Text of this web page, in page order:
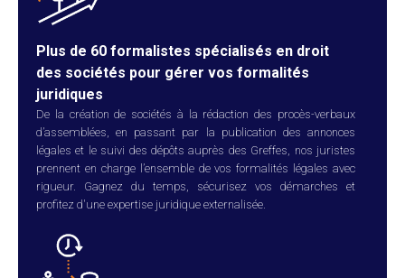
Plus de 60 formalistes spécialisés en droit
des sociétés pour gérer vos formalités
juridiques
De la création de sociétés à la rédaction des procès-verbaux
d’assemblées, en passant par la publication des annonces
légales et le suivi des dépôts auprès des Greffes, nos juristes
prennent en charge l’ensemble de vos formalités légales avec
rigueur. Gagnez du temps, sécurisez vos démarches et
profitez d'une expertise juridique externalisée.